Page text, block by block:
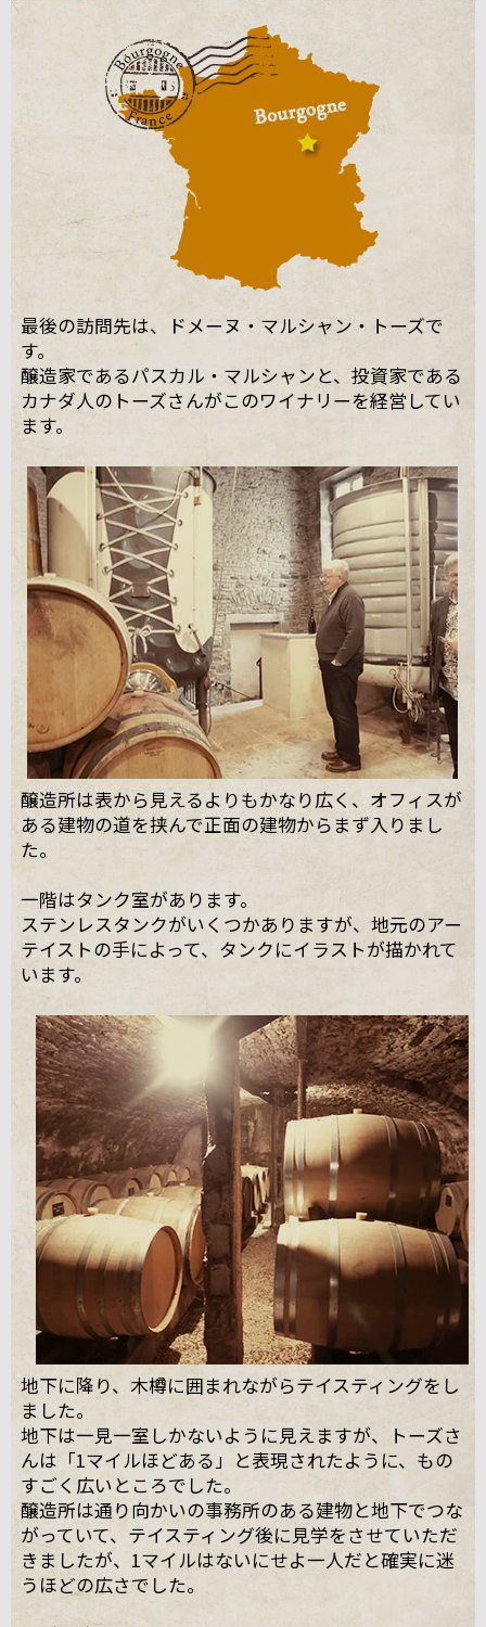
最後の訪問先は、ドメーヌ・マルシャン・トーズで
す。
醸造家であるパスカル・マルシャンと、投資家である
カナダ人のトーズさんがこのワイナリーを経営してい
ます。
醸造所は表から見えるよりもかなり広く、オフィスが
ある建物の道を挟んで正面の建物からまず入りまし
た。
一階はタンク室があります。
ステンレスタンクがいくつかありますが、地元のアー
テイストの手によって、タンクにイラストが描かれて
います。
地下に降り、木樽に囲まれながらテイスティングをし
ました。
地下は一見一室しかないように見えますが、トーズさ
んは「1マイルほどある」と表現されたように、もの
すごく広いところでした。
醸造所は通り向かいの事務所のある建物と地下でつな
がっていて、テイスティング後に見学をさせていただ
きましたが、1マイルはないにせよ一人だと確実に迷
うほどの広さでした。